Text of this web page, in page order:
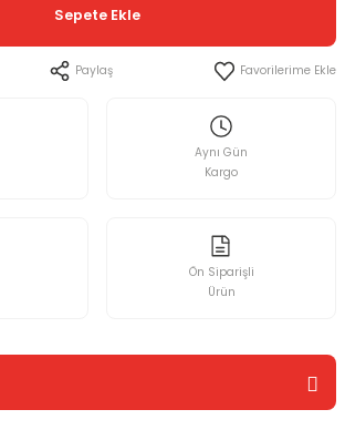
Sepete Ekle
Paylaş
Aynı Gün
Kargo
Ön Siparişli
Ürün